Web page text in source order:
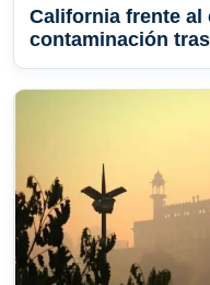
California frente al
contaminación